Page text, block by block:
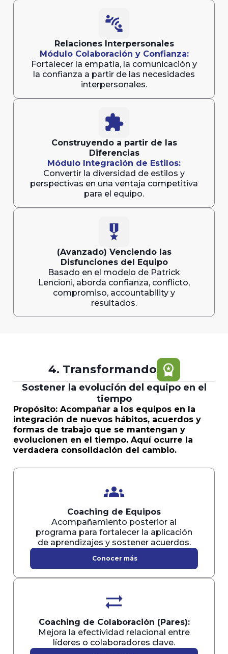
connect_without_contact
Relaciones Interpersonales
Módulo Colaboración y Confianza:
Fortalecer la empatía, la comunicación y
la confianza a partir de las necesidades
interpersonales.
extension
Construyendo a partir de las
Diferencias
Módulo Integración de Estilos:
Convertir la diversidad de estilos y
perspectivas en una ventaja competitiva
para el equipo.
military_tech
(Avanzado) Venciendo las
Disfunciones del Equipo
Basado en el modelo de Patrick
Lencioni, aborda confianza, conflicto,
compromiso, accountability y
resultados.
4. Transformando workspace_premium
Sostener la evolución del equipo en el
tiempo
Propósito: Acompañar a los equipos en la
integración de nuevos hábitos, acuerdos y
formas de trabajo que se mantengan y
evolucionen en el tiempo. Aquí ocurre la
verdadera consolidación del cambio.
groups
Coaching de Equipos
Acompañamiento posterior al
programa para fortalecer la aplicación
de aprendizajes y sostener acuerdos.
Conocer más
sync_alt
Coaching de Colaboración (Pares):
Mejora la efectividad relacional entre
líderes o colaboradores clave.